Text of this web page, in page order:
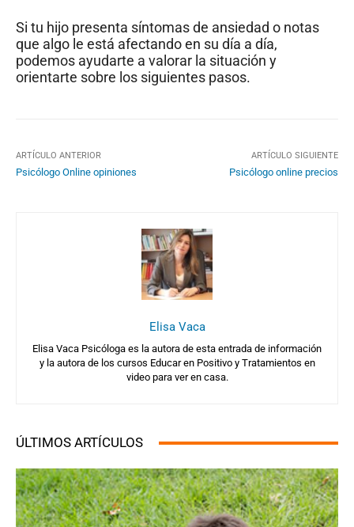
Si tu hijo presenta síntomas de ansiedad o notas
que algo le está afectando en su día a día,
podemos ayudarte a valorar la situación y
orientarte sobre los siguientes pasos.
ARTÍCULO ANTERIOR
Psicólogo Online opiniones
ARTÍCULO SIGUIENTE
Psicólogo online precios
Elisa Vaca
Elisa Vaca Psicóloga es la autora de esta entrada de información
y la autora de los cursos Educar en Positivo y Tratamientos en
video para ver en casa.
ÚLTIMOS ARTÍCULOS